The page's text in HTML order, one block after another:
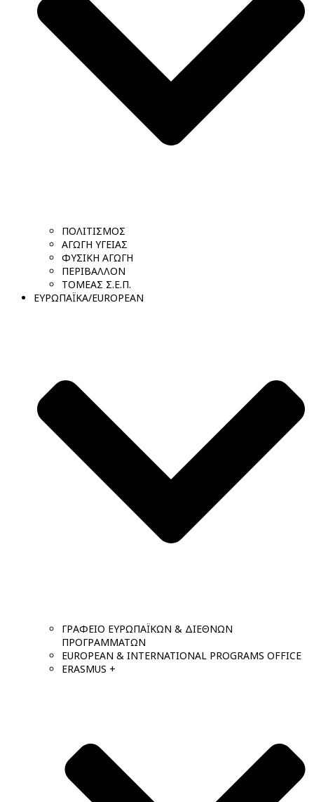
ΠΟΛΙΤΙΣΜΟΣ
ΑΓΩΓΗ ΥΓΕΙΑΣ
ΦΥΣΙΚΗ ΑΓΩΓΗ
ΠΕΡΙΒΑΛΛΟΝ
ΤΟΜΕΑΣ Σ.Ε.Π.
ΕΥΡΩΠΑΪΚΑ/EUROPEAN
ΓΡΑΦΕΙΟ ΕΥΡΩΠΑΪΚΩΝ & ΔΙΕΘΝΩΝ
ΠΡΟΓΡΑΜΜΑΤΩΝ
EUROPEAN & INTERNATIONAL PROGRAMS OFFICE
ERASMUS +